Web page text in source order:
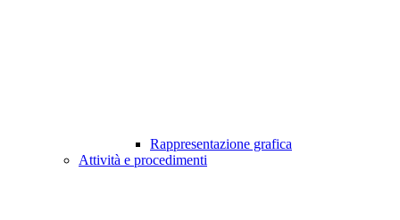
Rappresentazione grafica
Attività e procedimenti